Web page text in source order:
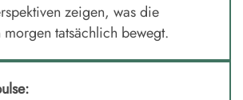
zeigen, was die
morgen tatsächlich bewegt.